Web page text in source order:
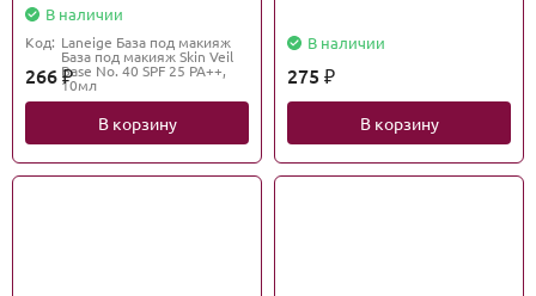
В наличии
Код: Laneige База под макияж
База под макияж Skin Veil
Base No. 40 SPF 25 PA++,
10мл
266 ₽
В корзину
В наличии
275 ₽
В корзину